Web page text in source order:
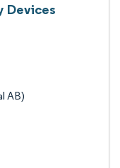
Devices
AB)